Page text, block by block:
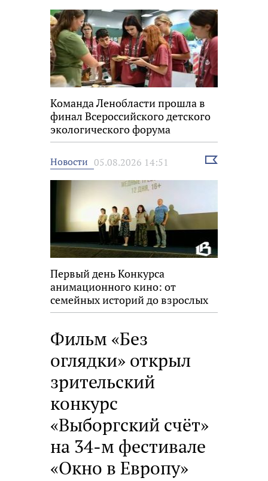
Команда Ленобласти прошла в
финал Всероссийского детского
экологического форума
Новости 05.08.2026 14:51
Выбрать
Первый день Конкурса
анимационного кино: от
семейных историй до взрослых
размышлений
Фильм «Без
оглядки» открыл
зрительский
конкурс
«Выборгский счёт»
на 34-м фестивале
«Окно в Европу»